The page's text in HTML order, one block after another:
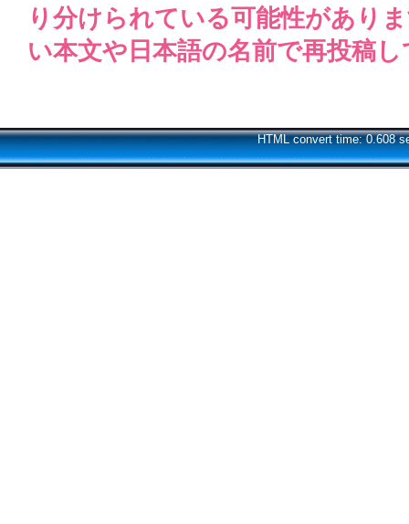
り分けられている可能性があり
い本文や日本語の名前で再投稿
HTML convert time: 0.608